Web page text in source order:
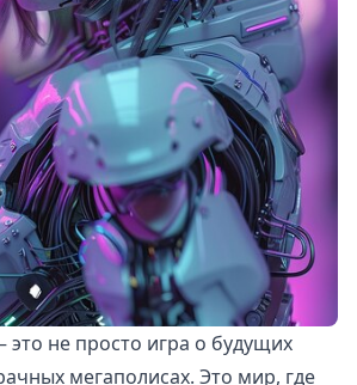
это не просто игра о будущих
мегаполисах. Это мир, где